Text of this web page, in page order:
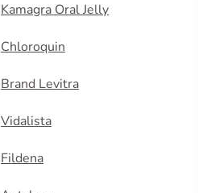
Kamagra Oral Jelly
Chloroquin
Brand Levitra
Vidalista
Fildena